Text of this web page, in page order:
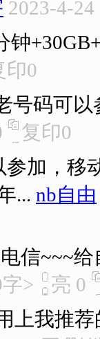
2023-4-24
钟
印0
号码可以
复印0
参加，移
... nb自由
信~~~
> 亮 0
上我推